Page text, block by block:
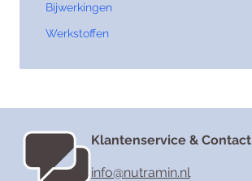
Bijwerkingen
Werkstoffen
Klantenservice & Contact
info@nutramin.nl